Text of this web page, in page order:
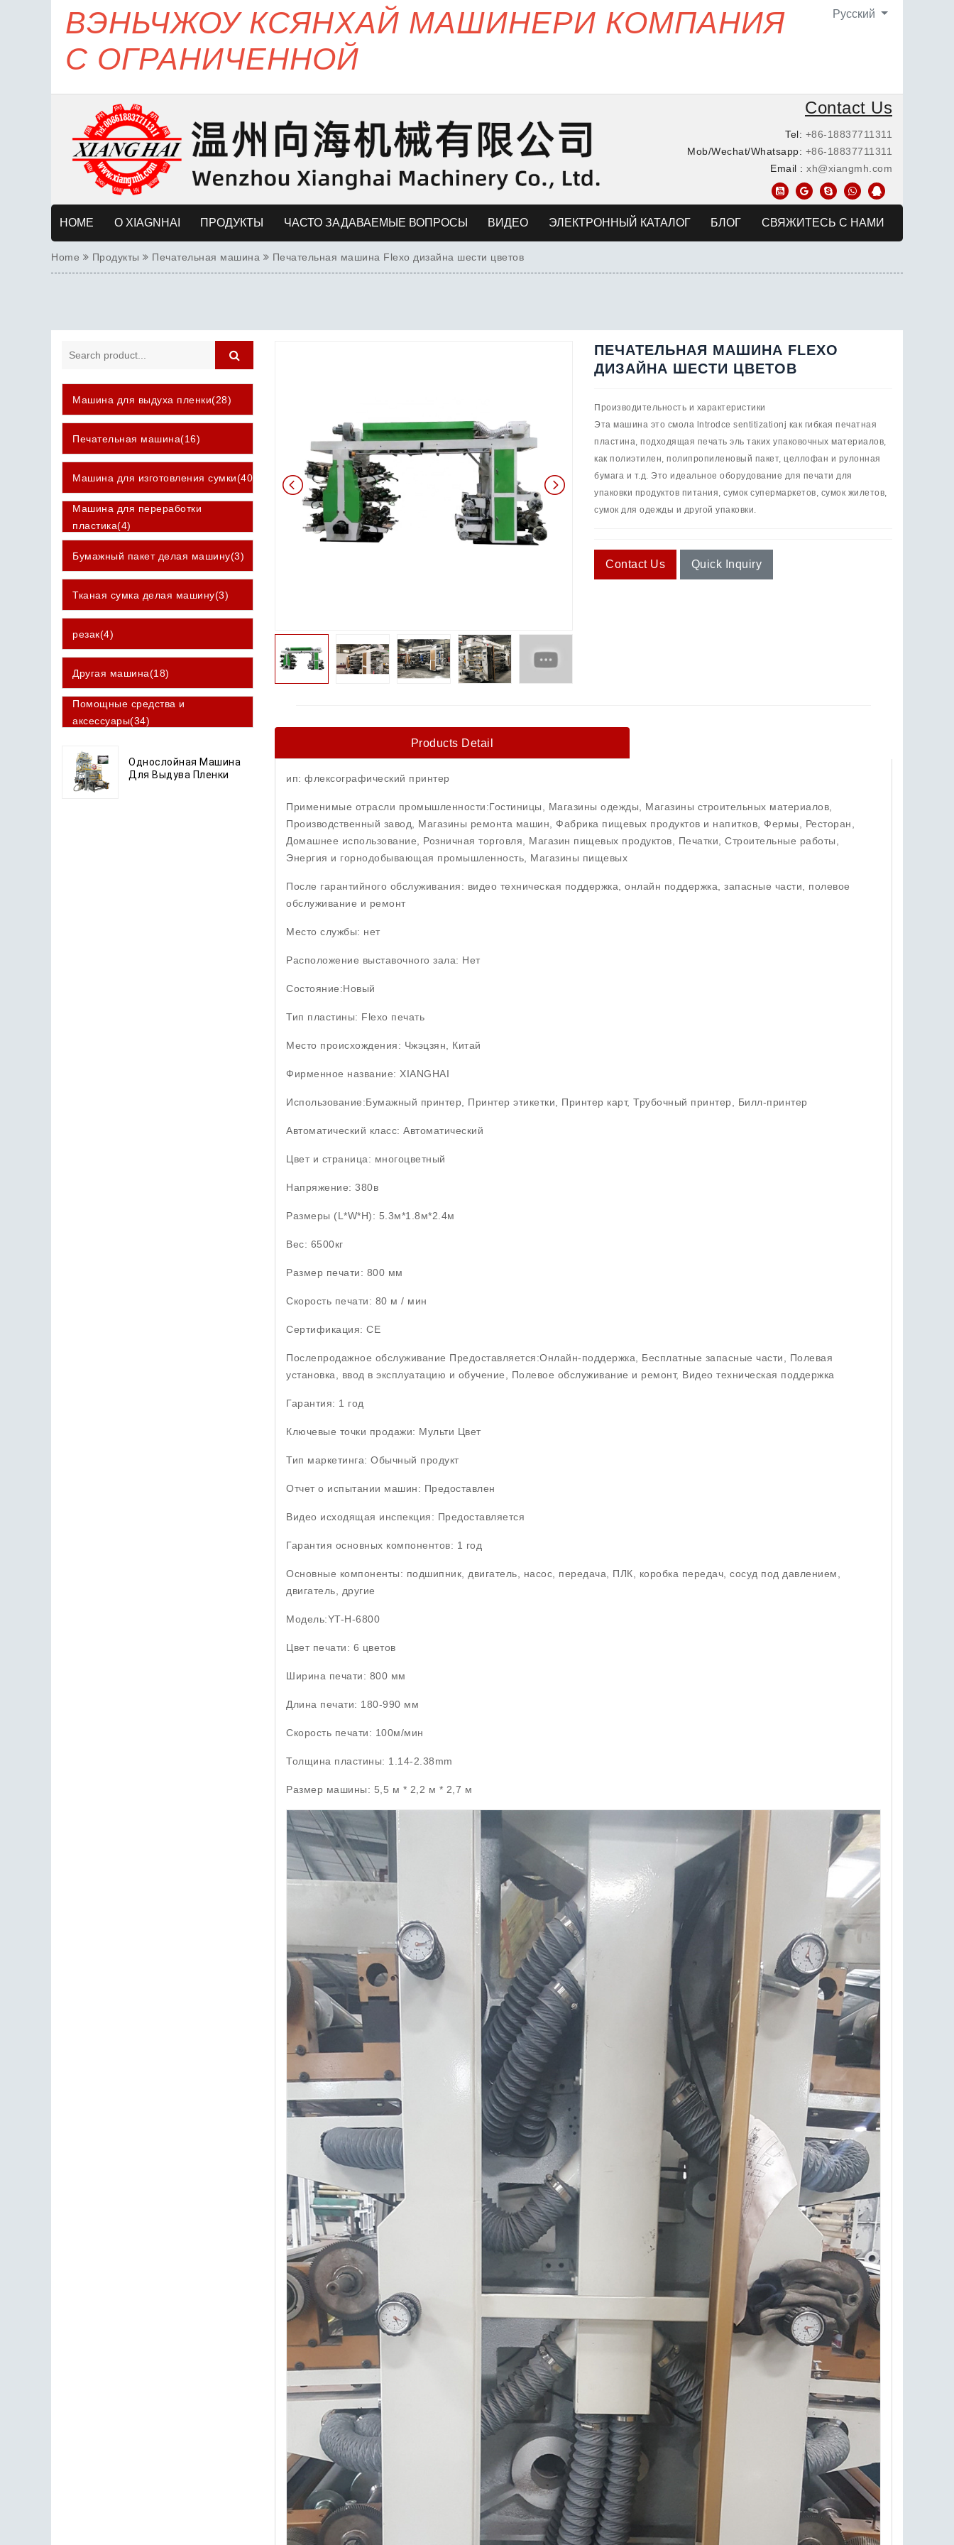
ВЭНЬЧЖОУ КСЯНХАЙ МАШИНЕРИ КОМПАНИЯ
С ОГРАНИЧЕННОЙ
Pусский
Contact Us
Tel: +86-18837711311
Mob/Wechat/Whatsapp: +86-18837711311
Email : xh@xiangmh.com
HOME О XIAGNHAI ПРОДУКТЫ ЧАСТО ЗАДАВАЕМЫЕ ВОПРОСЫ ВИДЕО ЭЛЕКТРОННЫЙ КАТАЛОГ БЛОГ СВЯЖИТЕСЬ С НАМИ
Home Продукты Печательная машина Печательная машина Flexo дизайна шести цветов
Машина для выдуха пленки(28)
Печательная машина(16)
Машина для изготовления сумки(40)
Машина для переработки
пластика(4)
Бумажный пакет делая машину(3)
Тканая сумка делая машину(3)
резак(4)
Другая машина(18)
Помощные средства и
аксессуары(34)
Однослойная Машина
Для Выдува Пленки
ПЕЧАТЕЛЬНАЯ МАШИНА FLEXO
ДИЗАЙНА ШЕСТИ ЦВЕТОВ
Производительность и характеристики
Эта машина это смола lntrodce sentitizationj как гибкая печатная
пластина, подходящая печать эль таких упаковочных материалов,
как полиэтилен, полипропиленовый пакет, целлофан и рулонная
бумага и т.д. Это идеальное оборудование для печати для
упаковки продуктов питания, сумок супермаркетов, сумок жилетов,
сумок для одежды и другой упаковки.
Contact Us Quick Inquiry
Products Detail
ип: флексографический принтер
Применимые отрасли промышленности:Гостиницы, Магазины одежды, Магазины строительных материалов,
Производственный завод, Магазины ремонта машин, Фабрика пищевых продуктов и напитков, Фермы, Ресторан,
Домашнее использование, Розничная торговля, Магазин пищевых продуктов, Печатки, Строительные работы,
Энергия и горнодобывающая промышленность, Магазины пищевых
После гарантийного обслуживания: видео техническая поддержка, онлайн поддержка, запасные части, полевое
обслуживание и ремонт
Место службы: нет
Расположение выставочного зала: Нет
Состояние:Новый
Тип пластины: Flexo печать
Место происхождения: Чжэцзян, Китай
Фирменное название: XIANGHAI
Использование:Бумажный принтер, Принтер этикетки, Принтер карт, Трубочный принтер, Билл-принтер
Автоматический класс: Автоматический
Цвет и страница: многоцветный
Напряжение: 380в
Размеры (L*W*H): 5.3м*1.8м*2.4м
Вес: 6500кг
Размер печати: 800 мм
Скорость печати: 80 м / мин
Сертификация: CE
Послепродажное обслуживание Предоставляется:Онлайн-поддержка, Бесплатные запасные части, Полевая
установка, ввод в эксплуатацию и обучение, Полевое обслуживание и ремонт, Видео техническая поддержка
Гарантия: 1 год
Ключевые точки продажи: Мульти Цвет
Тип маркетинга: Обычный продукт
Отчет о испытании машин: Предоставлен
Видео исходящая инспекция: Предоставляется
Гарантия основных компонентов: 1 год
Основные компоненты: подшипник, двигатель, насос, передача, ПЛК, коробка передач, сосуд под давлением,
двигатель, другие
Модель:YT-H-6800
Цвет печати: 6 цветов
Ширина печати: 800 мм
Длина печати: 180-990 мм
Скорость печати: 100м/мин
Толщина пластины: 1.14-2.38mm
Размер машины: 5,5 м * 2,2 м * 2,7 м